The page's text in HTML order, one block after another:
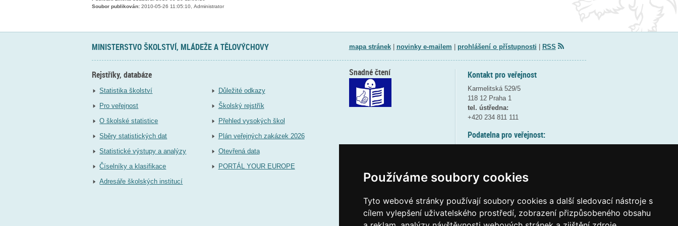
Používáme soubory cookies
Tyto webové stránky používají soubory cookies a další sledovací nástroje s
cílem vylepšení uživatelského prostředí, zobrazení přizpůsobeného obsahu
Soubor publikován: 2010-05-26 11:05:10, Administrator
MINISTERSTVO ŠKOLSTVÍ, MLÁDEŽE A TĚLOVÝCHOVY mapa stránek| novinky e-mailem prohlášení o přístupnosti RSS
Rejstříky, databáze
Statistika školství
Pro veřejnost
O školské statistice
Sběry statistických dat
Statistické výstupy a analýzy
Číselníky a klasifikace
Adresáře školských institucí
Důležité odkazy
Školský rejstřík
Přehled vysokých škol
Plán veřejných zakázek 2026
Otevřená data
PORTÁL YOUR EUROPE
Kontakt pro veřejnost
Karmelitská 529/5
118 12 Praha 1
tel. ústředna:
+420 234 811 111
Podatelna pro veřejnost:
(více informací
Elektronická podatelna:
Snadné čtení